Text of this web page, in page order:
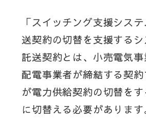
「スイッチング支援シス
送契約の切替を支援するシ
託送契約とは、小売電気
配電事業者が締結する契
が電力供給契約の切替を
に切替える必要があります